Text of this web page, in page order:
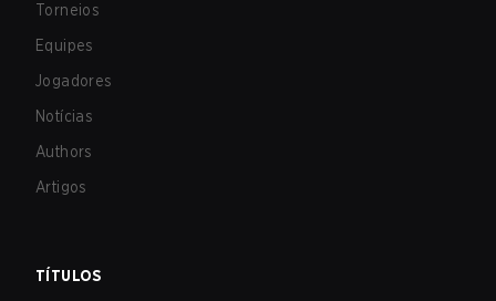
Torneios
Equipes
Jogadores
Notícias
Authors
Artigos
TÍTULOS